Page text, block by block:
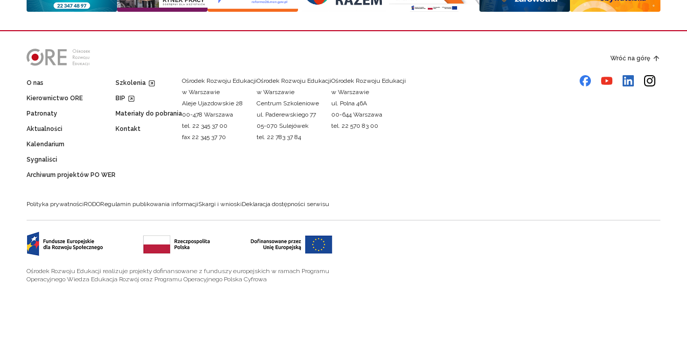
Wróć na górę
O nas
Kierownictwo ORE
Patronaty
Aktualności
Kalendarium
Sygnaliści
Archiwum projektów PO WER
Szkolenia
BIP
Materiały do pobrania
Kontakt
Ośrodek Rozwoju Edukacji
w Warszawie
Aleje Ujazdowskie 28
00-478 Warszawa
tel. 22 345 37 00
fax 22 345 37 70
Ośrodek Rozwoju Edukacji
w Warszawie
Centrum Szkoleniowe
ul. Paderewskiego 77
05-070 Sulejówek
tel. 22 783 37 84
Ośrodek Rozwoju Edukacji
w Warszawie
ul. Polna 46A
00-644 Warszawa
tel. 22 570 83 00
Polityka prywatnościRODORegulamin publikowania informacjiSkargi i wnioskiDeklaracja dostępności serwisu
Ośrodek Rozwoju Edukacji realizuje projekty dofinansowane z funduszy europejskich w ramach Programu
Operacyjnego Wiedza Edukacja Rozwój oraz Programu Operacyjnego Polska Cyfrowa